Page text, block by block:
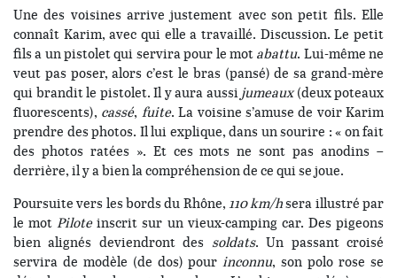
Une des voisines arrive justement avec son petit fils. Elle
connaît Karim, avec qui elle a travaillé. Discussion. Le petit
fils a un pistolet qui servira pour le motabattu. Lui-même ne
veut pas poser, alors c’est le bras (pansé) de sa grand-mère
qui brandit le pistolet. Il y aura aussijumeaux(deux poteaux
fluorescents), cassé, fuite. La voisine s’amuse de voir Karim
prendre des photos. Il lui explique, dans un sourire : « on fait
des photos ratées ». Et ces mots ne sont pas anodins –
derrière, il y a bien la compréhension de ce qui se joue.
Poursuite vers les bords du Rhône,110 km/hsera illustré par
le motPiloteinscrit sur un vieux-camping car. Des pigeons
bien alignés deviendront des soldats. Un passant croisé
servira de modèle (de dos) pourinconnu, son polo rose se